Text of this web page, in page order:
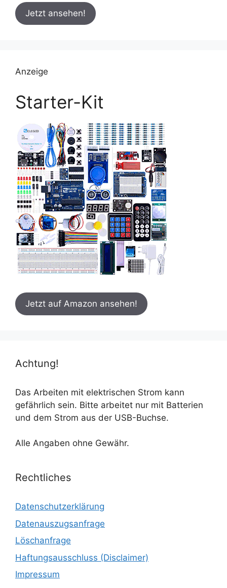
Jetzt ansehen!
Anzeige
Starter-Kit
Jetzt auf Amazon ansehen!
Achtung!
Das Arbeiten mit elektrischen Strom kann
gefährlich sein. Bitte arbeitet nur mit Batterien
und dem Strom aus der USB-Buchse.
Alle Angaben ohne Gewähr.
Rechtliches
Datenschutzerklärung
Datenauszugsanfrage
Löschanfrage
Haftungsausschluss (Disclaimer)
Impressum